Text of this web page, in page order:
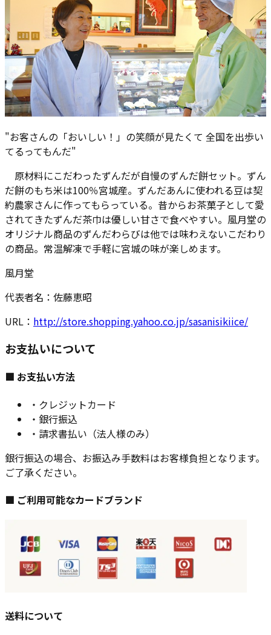
"お客さんの「おいしい！」の笑顔が見たくて 全国を出歩い
てるってもんだ"
原材料にこだわったずんだが自慢のずんだ餅セット。ずん
だ餅のもち米は100％宮城産。ずんだあんに使われる豆は契
約農家さんに作ってもらっている。昔からお茶菓子として愛
されてきたずんだ茶巾は優しい甘さで食べやすい。風月堂の
オリジナル商品のずんだわらびは他では味わえないこだわり
の商品。常温解凍で手軽に宮城の味が楽しめます。
風月堂
代表者名： 佐藤恵昭
URL： http://store.shopping.yahoo.co.jp/sasanisikiice/
お支払いについて
■ お支払い方法
・クレジットカード
・銀行振込
・請求書払い（法人様のみ）
銀行振込の場合、お振込み手数料はお客様負担となります。
ご了承ください。
■ ご利用可能なカードブランド
送料について